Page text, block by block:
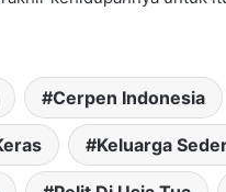
Cerpen Indonesia
Keluarga